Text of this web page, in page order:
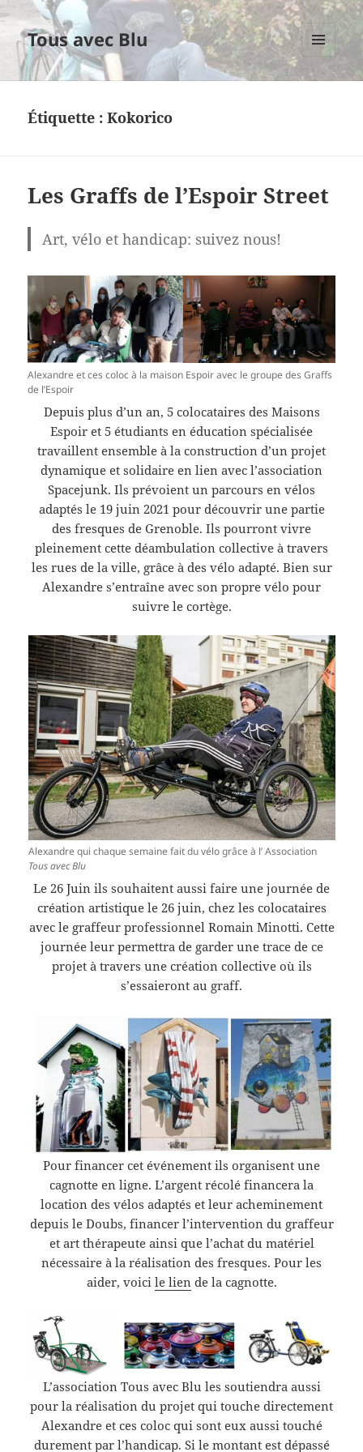
Tous avec Blu
ET
Étiquette :Kokorico
Les Graffs de l’Espoir Street
Art, vélo et handicap: suivez nous!
Alexandre et ces coloc à la maison Espoir avec le groupe des Graffs
de l’Espoir
Depuis plus d’un an, 5 colocataires des Maisons
Espoir et 5 étudiants en éducation spécialisée
travaillent ensemble à la construction d’un projet
dynamique et solidaire en lien avec l’association
Spacejunk. Ils prévoient un parcours en vélos
adaptés le 19 juin 2021 pour découvrir une partie
des fresques de Grenoble. Ils pourront vivre
pleinement cette déambulation collective à travers
les rues de la ville, grâce à des vélo adapté. Bien sur
Alexandre s’entraîne avec son propre vélo pour
suivre le cortège.
Alexandre qui chaque semaine fait du vélo grâce à l’ Association
Tous avec Blu
Le 26 Juin ils souhaitent aussi faire une journée de
création artistique le 26 juin, chez les colocataires
avec le graffeur professionnel Romain Minotti. Cette
journée leur permettra de garder une trace de ce
projet à travers une création collective où ils
s’essaieront au graff.
Pour financer cet événement ils organisent une
cagnotte en ligne. L’argent récolé financera la
location des vélos adaptés et leur acheminement
depuis le Doubs, financer l’intervention du graffeur
et art thérapeute ainsi que l’achat du matériel
nécessaire à la réalisation des fresques. Pour les
aider, voici le liende la cagnotte.
L’association Tous avec Blu les soutiendra aussi
pour la réalisation du projet qui touche directement
Alexandre et ces coloc qui sont eux aussi touché
durement par l’handicap. Si le montant est dépassé